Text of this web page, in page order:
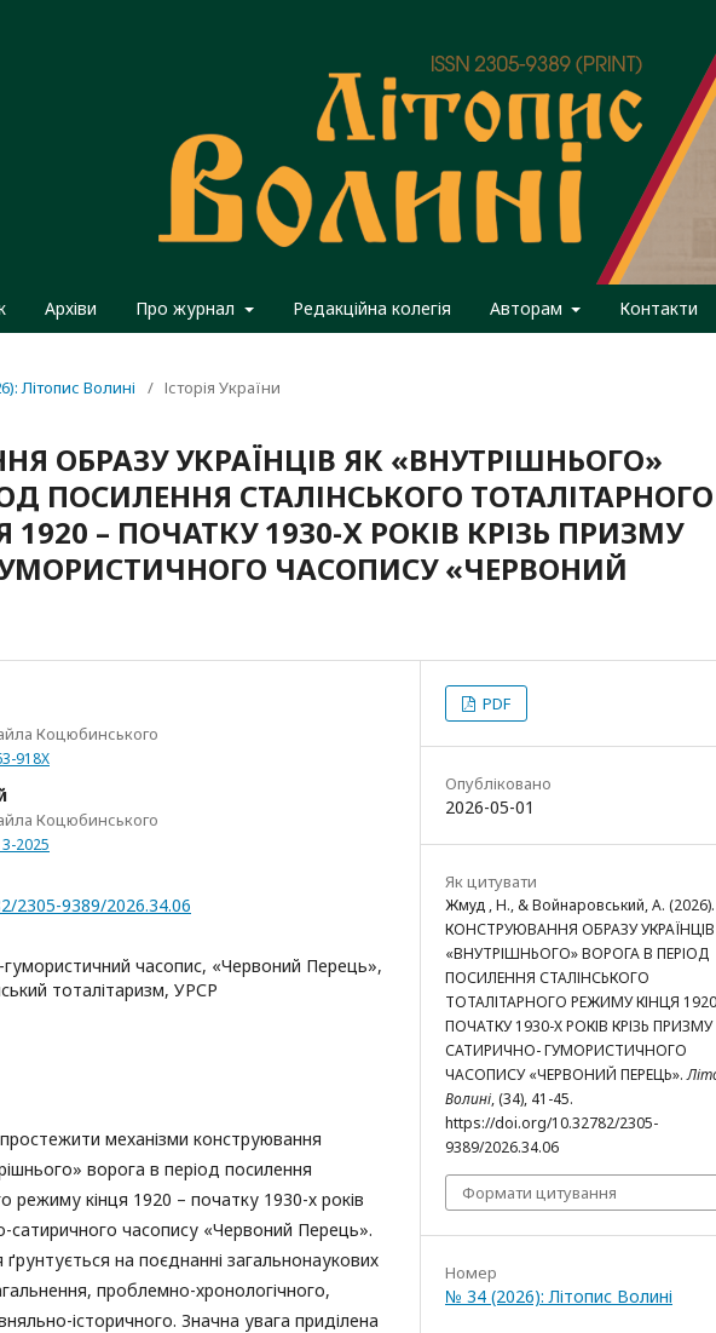
Архіви Про журнал Редакційна колегія Авторам Контакти
Літопис Волині / Історія України
ОБРАЗУ УКРАЇНЦІВ ЯК «ВНУТРІШНЬОГО»
ПОСИЛЕННЯ СТАЛІНСЬКОГО ТОТАЛІТАРНОГО
– ПОЧАТКУ 1930-Х РОКІВ КРІЗЬ ПРИЗМУ
ЧАСОПИСУ «ЧЕРВОНИЙ
Коцюбинського
918X
Коцюбинського
2025
2305-9389/2026.34.06
часопис, «Червоний Перець»,
тоталітаризм, УРСР
механізми конструювання
ворога в період посилення
режиму кінця 1920 – початку 1930-х років
сатиричного часопису «Червоний Перець».
на поєднанні загальнонаукових
проблемно-хронологічного,
історичного. Значна увага приділена
PDF
Опубліковано
2026-05-01
Як цитувати
Жмуд , Н., & Войнаровський, А. (2026).
КОНСТРУЮВАННЯ ОБРАЗУ
«ВНУТРІШНЬОГО» ВОРОГА В ПЕРІОД
ПОСИЛЕННЯ СТАЛІНСЬКОГО
ТОТАЛІТАРНОГО РЕЖИМУ КІНЦЯ
ПОЧАТКУ 1930-Х РОКІВ КРІЗЬ ПРИЗМУ
САТИРИЧНО- ГУМОРИСТИЧНОГО
ЧАСОПИСУ «ЧЕРВОНИЙ ПЕРЕЦЬ».
Волині, (34), 41-45.
https://doi.org/10.32782/2305-
9389/2026.34.06
Формати цитування
Номер
№ 34 (2026): Літопис Волині